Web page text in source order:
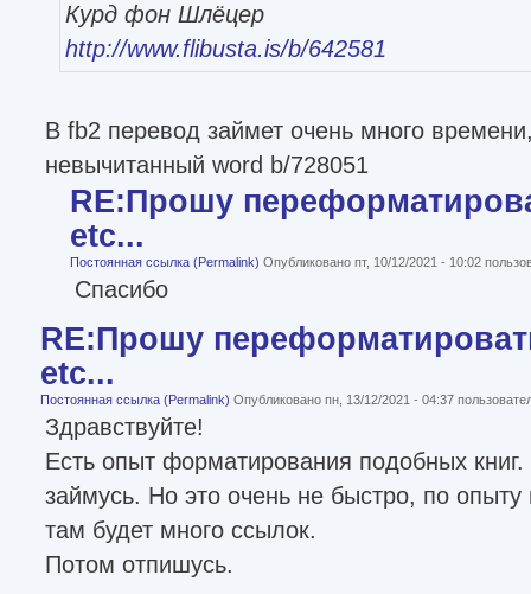
Курд фон Шлёцер
http://www.flibusta.is/b/642581
В fb2 перевод займет очень много
невычитанный word b/728051
RE:Прошу
etc...
Постоянная ссылка (Permalink) Опубликовано пт, 10/12/2021 - 10:02
Спасибо
RE:Прошу
etc...
Постоянная ссылка (Permalink) Опубликовано пн, 13/12/2021 - 04:37
Здравствуйте!
Есть опыт форматирования подобных
займусь. Но это очень не быстро, по
там будет много ссылок.
Потом отпишусь.